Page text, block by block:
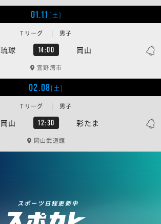
01.11 [土]
琉球 14:00 岡山
Tリーグ | 男子
宜野湾市
02.08[土]
岡山 12:30 彩たま
Tリーグ | 男子
岡山武道館
スポーツ日程更新中